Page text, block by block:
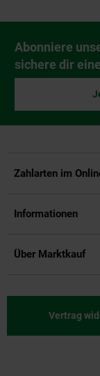
Newsletter
Abonniere
sichere dir
Zahlarten im
Informationen
Über Marktkauf
Vertrag